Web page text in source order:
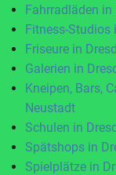
Fahrradläden
Fitness-Studios
Friseure in
Galerien in
Kneipen, Bars,
Neustadt
Schulen in
Spätshops in
Spielplätze in